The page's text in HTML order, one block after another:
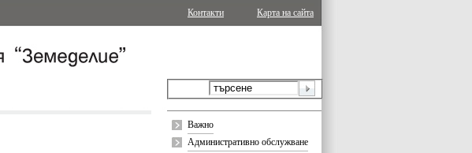
Карта на сайта
Контакти
Важно
Административно обслужване